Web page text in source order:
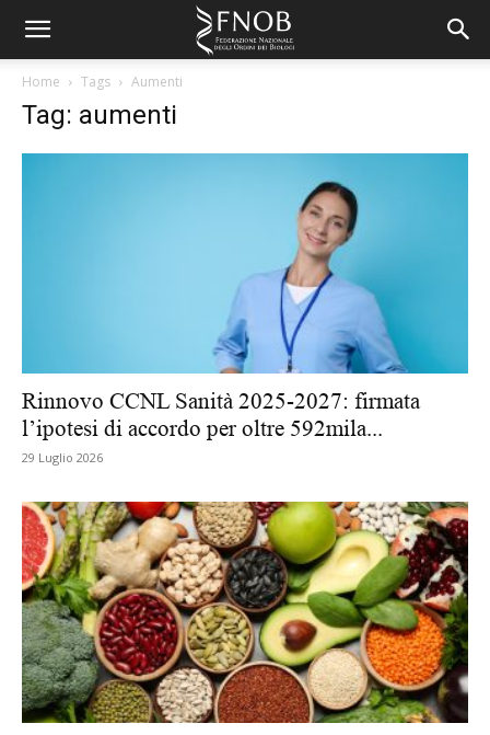
Home Tags Aumenti
Tag: aumenti
Rinnovo CCNL Sanità 2025-2027: firmata
l’ipotesi di accordo per oltre 592mila...
29 Luglio 2026